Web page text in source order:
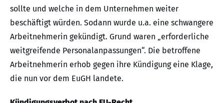
sollte und welche in dem Unternehmen weiter
beschäftigt würden. Sodann wurde u.a. eine schwangere
Arbeitnehmerin gekündigt. Grund waren „erforderliche
weitgreifende Personalanpassungen“. Die betroffene
Arbeitnehmerin erhob gegen ihre Kündigung eine Klage,
die nun vor dem EuGH landete.